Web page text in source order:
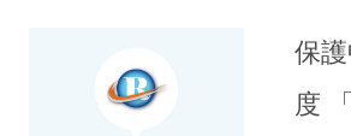
保
度